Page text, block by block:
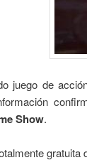
juego de
Show.
gratuita